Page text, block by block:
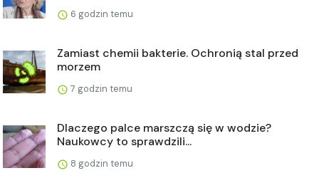
6 godzin temu
Zamiast chemii bakterie. Ochronią stal przed
morzem
7 godzin temu
Dlaczego palce marszczą się w wodzie?
Naukowcy to sprawdzili...
8 godzin temu